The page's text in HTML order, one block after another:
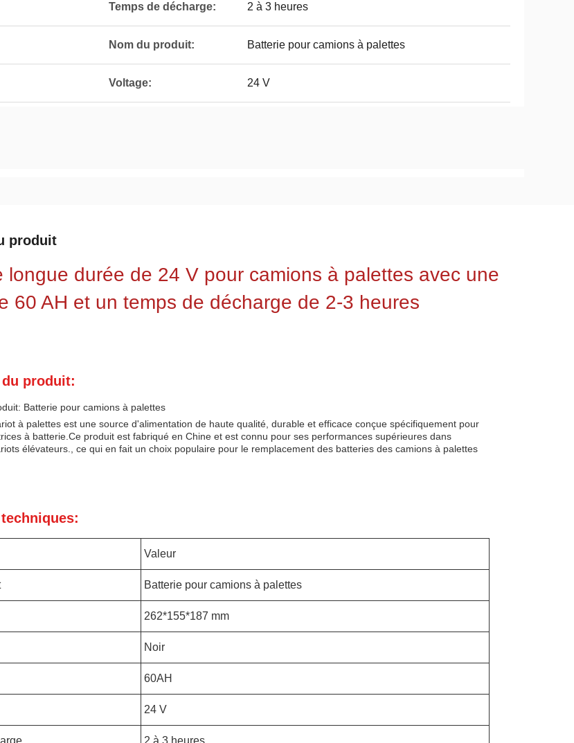
Temps de décharge: 2 à 3 heures
Nom du produit: Batterie pour camions à palettes
Voltage: 24 V
produit
longue durée de 24 V pour camions à palettes avec une
60 AH et un temps de décharge de 2-3 heures
produit:
Batterie pour camions à palettes
à palettes est une source d'alimentation de haute qualité, durable et efficace conçue spécifiquement pour
à batterie.Ce produit est fabriqué en Chine et est connu pour ses performances supérieures dans
élévateurs., ce qui en fait un choix populaire pour le remplacement des batteries des camions à palettes
Valeur
Batterie pour camions à palettes
262*155*187 mm
Noir
60AH
24 V
2 à 3 heures